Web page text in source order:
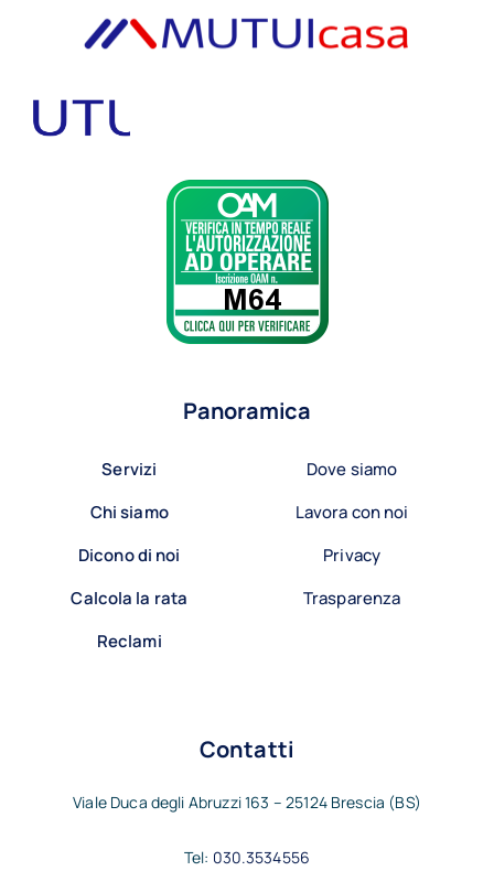
Panoramica
Servizi
Chi siamo
Dicono di noi
Calcola la rata
Reclami
Dove siamo
Lavora con noi
Privacy
Trasparenza
Contatti
Viale Duca degli Abruzzi 163 – 25124 Brescia (BS)
Tel: 030.3534556